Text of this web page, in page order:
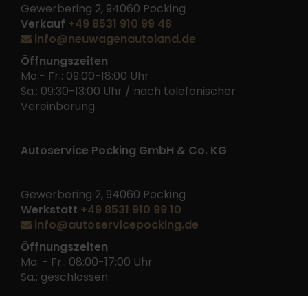
Gewerbering 2, 94060 Pocking
Verkauf +49 8531 910 99 48
info@neuwagenautoland.de
Öffnungszeiten
Mo.- Fr.: 09:00-18:00 Uhr
Sa.: 09:30-13:00 Uhr / nach telefonischer
Vereinbarung
Autoservice Pocking GmbH & Co. KG
Gewerbering 2, 94060 Pocking
Werkstatt +49 8531 910 99 10
info@autoservicepocking.de
Öffnungszeiten
Mo. - Fr.: 08:00-17:00 Uhr
Sa.: geschlossen